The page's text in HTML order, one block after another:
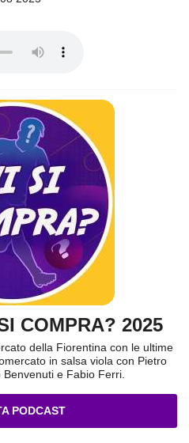
COMPRA? 2025
della Fiorentina con le ultime
in salsa viola con Pietro
e Fabio Ferri.
PODCAST